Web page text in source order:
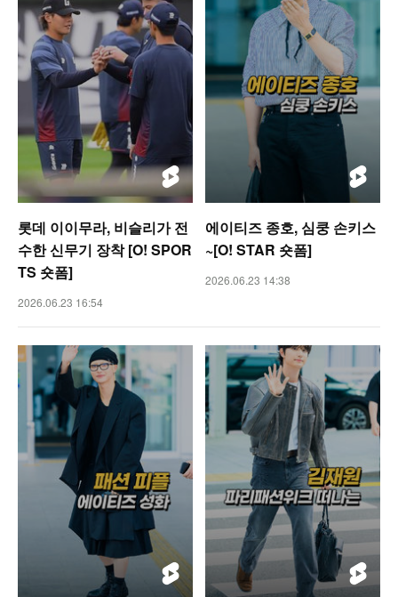
롯데 이이무라, 비슬리가 전
수한 신무기 장착 [O! SPOR
TS 숏폼]
2026.06.23 16:54
에이티즈 종호, 심쿵 손키스
~[O! STAR 숏폼]
2026.06.23 14:38